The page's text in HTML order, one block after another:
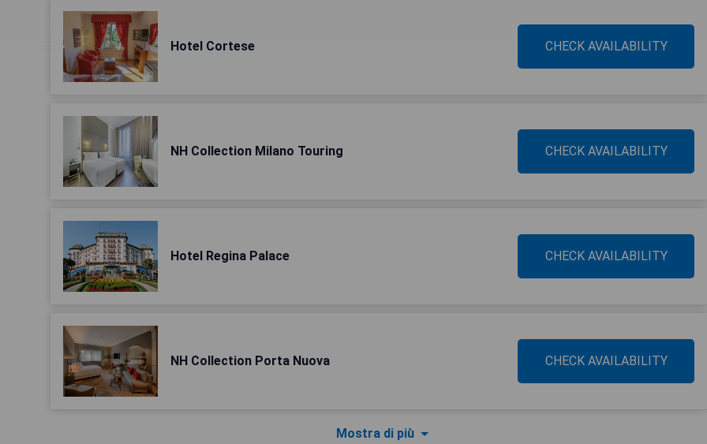
Hotel Cortese CHECK AVAILABILITY
NH Collection Milano Touring CHECK AVAILABILITY
Hotel Regina Palace CHECK AVAILABILITY
NH Collection Porta Nuova CHECK AVAILABILITY
Mostra di più